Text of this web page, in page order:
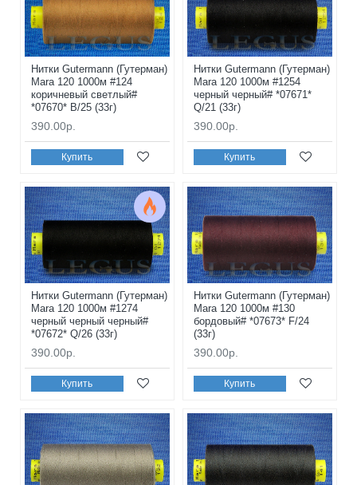
Нитки Gutermann (Гутерман)
Mara 120 1000м #124
коричневый светлый#
*07670* B/25 (33г)
390.00р.
Купить
Нитки Gutermann (Гутерман)
Mara 120 1000м #1254
черный черный# *07671*
Q/21 (33г)
390.00р.
Купить
Нитки Gutermann (Гутерман)
Mara 120 1000м #1274
черный черный черный#
*07672* Q/26 (33г)
390.00р.
Купить
Нитки Gutermann (Гутерман)
Mara 120 1000м #130
бордовый# *07673* F/24
(33г)
390.00р.
Купить